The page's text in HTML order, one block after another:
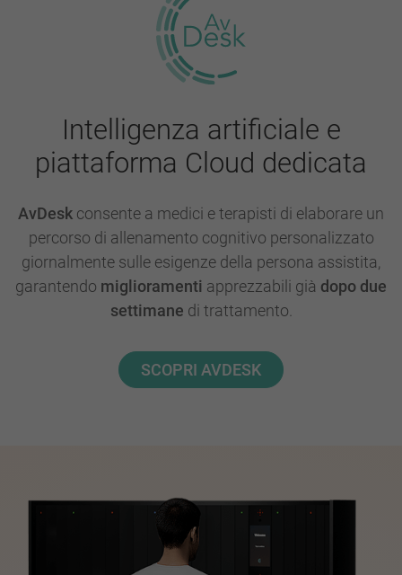
Intelligenza artificiale e
piattaforma Cloud dedicata
AvDesk consente a medici e terapisti di elaborare un
percorso di allenamento cognitivo personalizzato
giornalmente sulle esigenze della persona assistita,
garantendo miglioramenti apprezzabili già dopo due
settimane di trattamento.
SCOPRI AVDESK